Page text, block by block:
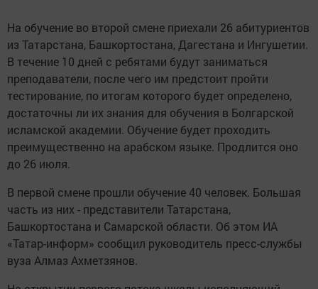
На обучение во второй смене приехали 26 абитуриентов
из Татарстана, Башкортостана, Дагестана и Ингушетии.
В течение 10 дней с ребятами будут заниматься
преподаватели, после чего им предстоит пройти
тестирование, по итогам которого будет определено,
достаточны ли их знания для обучения в Болгарской
исламской академии. Обучение будет проходить
преимущественно на арабском языке. Продлится оно
до 26 июля.
В первой смене прошли обучение 40 человек. Большая
часть из них - представители Татарстана,
Башкортостана и Самарской области. Об этом ИА
«Татар-информ» сообщил руководитель пресс-службы
вуза Алмаз Ахметзянов.